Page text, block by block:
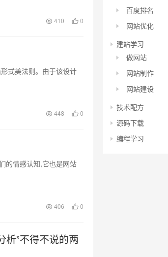
410 0
式美法则。由于该设计
448 0
的情感认知,它也是网站
406 0
析”不得不说的两
百度排名
网站优化
建站学习
做网站
网站制作
网站建设
技术配方
源码下载
编程学习